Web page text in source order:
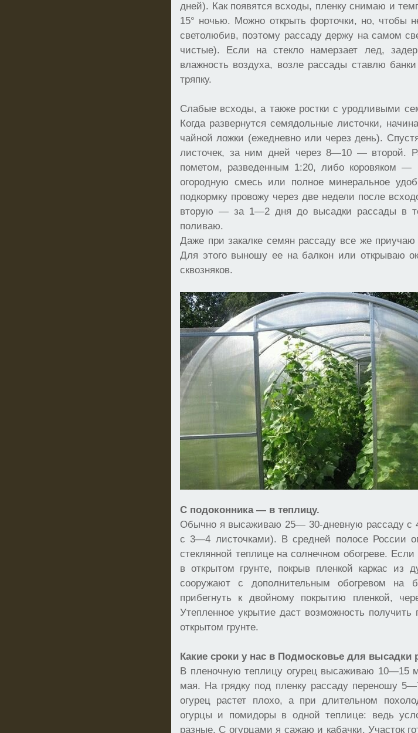
дней). Как появятся всходы, пленку снимаю и
15° ночью. Можно открыть форточки, но, чтобы
светолюбив, поэтому рассаду держу на самом
чистые). Если на стекло намерзает лед,
влажность воздуха, возле рассады ставлю
тряпку.
Слабые всходы, а также ростки с уродливыми
Когда развернутся семядольные листочки,
чайной ложки (ежедневно или через день).
листочек, за ним дней через 8—10 — второй.
пометом, разведенным 1:20, либо коровяком
огородную смесь или полное минеральное
подкормку провожу через две недели после
вторую — за 1—2 дня до высадки рассады в
поливаю.
Даже при закалке семян рассаду все же
Для этого выношу ее на балкон или открываю
сквозняков.
С подоконника — в теплицу.
Обычно я высаживаю 25— 30-дневную рассаду
с 3—4 листочками). В средней полосе России
стеклянной теплице на солнечном обогреве.
в открытом грунте, покрыв пленкой каркас из
сооружают с дополнительным обогревом на
прибегнуть к двойному покрытию пленкой,
Утепленное укрытие даст возможность
открытом грунте.
Какие сроки у нас в Подмосковье для высадки
В пленочную теплицу огурец высаживаю 10—15
мая. На грядку под пленку рассаду переношу
огурец растет плохо, а при длительном
огурцы и помидоры в одной теплице: ведь
разные. С огурцами я сажаю и кабачки. Участок